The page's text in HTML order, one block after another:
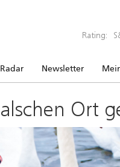
Rating:
Newsletter
Ort